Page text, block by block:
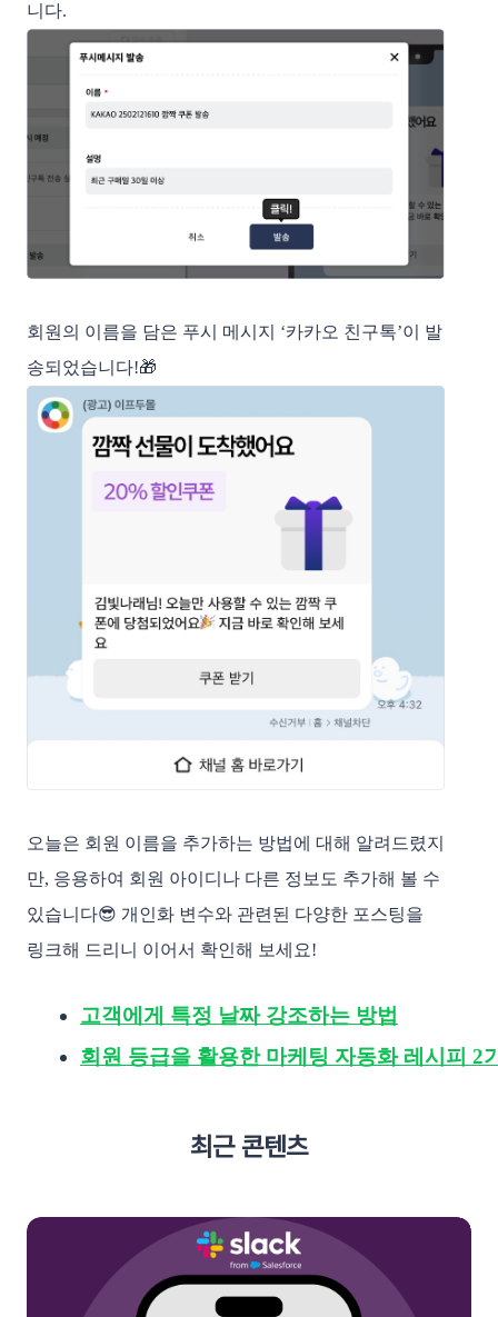
니다.
회원의 이름을 담은 푸시 메시지 ‘카카오 친구톡’이 발
송되었습니다!🎁
오늘은 회원 이름을 추가하는 방법에 대해 알려드렸지
만, 응용하여 회원 아이디나 다른 정보도 추가해 볼 수
있습니다😎 개인화 변수와 관련된 다양한 포스팅을
링크해 드리니 이어서 확인해 보세요!
고객에게 특정 날짜 강조하는 방법
회원 등급을 활용한 마케팅 자동화 레시피 2
최근 콘텐츠